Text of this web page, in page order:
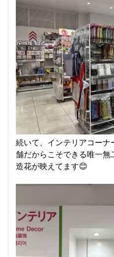
続いて、インテリアコー
舗だからこそできる唯一
造花が映えてます😊